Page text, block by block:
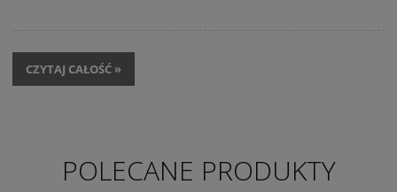
CZYTAJ CAŁOŚĆ »
POLECANE PRODUKTY